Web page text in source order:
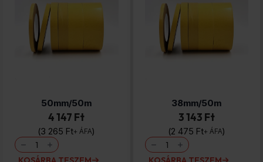
50mm/50m
4 147 Ft
3 265 Ft+ ÁFA
Kétoldalas
tapadószalag
50mm/50m
38mm/50m
3 143 Ft
2 475 Ft+ ÁFA
Kétoldalas
tapadószalag
38mm/50m